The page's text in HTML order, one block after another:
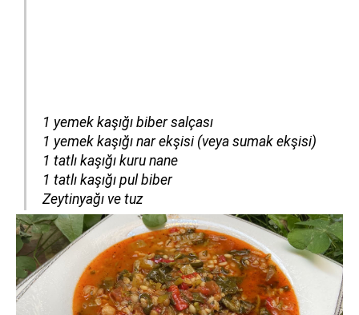
1 yemek kaşığı biber salçası
1 yemek kaşığı nar ekşisi (veya sumak ekşisi)
1 tatlı kaşığı kuru nane
1 tatlı kaşığı pul biber
Zeytinyağı ve tuz